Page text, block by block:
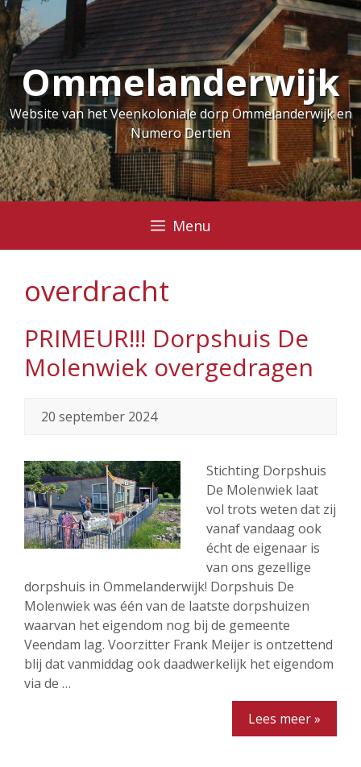
Ga
naar
de
inhoudOmmelanderwijk
Website van het Veenkoloniale dorp Ommelanderwijk en
Numero Dertien
Menu
overdracht
PRIMEUR!!! Dorpshuis De
Molenwiek overgedragen
20 september 2024
Stichting Dorpshuis
De Molenwiek laat
vol trots weten dat zij
vanaf vandaag ook
écht de eigenaar is
van ons gezellige
dorpshuis in Ommelanderwijk! Dorpshuis De
Molenwiek was één van de laatste dorpshuizen
waarvan het eigendom nog bij de gemeente
Veendam lag. Voorzitter Frank Meijer is ontzettend
blij dat vanmiddag ook daadwerkelijk het eigendom
via de …
Lees meer »